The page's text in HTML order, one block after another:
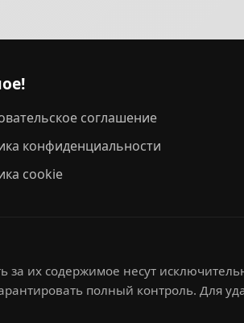
соглашение
конфиденциальности
cookie
за их содержимое несут
полный контроль. Для